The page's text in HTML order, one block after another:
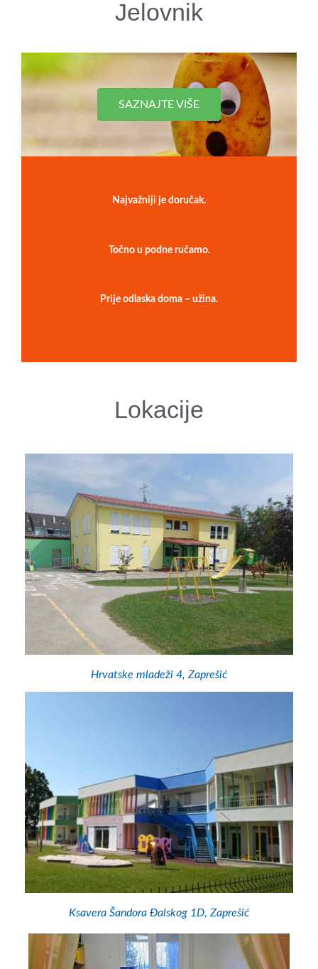
Jelovnik
SAZNAJTE VIŠE
Najvažniji je doručak.
Točno u podne ručamo.
Prije odlaska doma – užina.
Lokacije
Hrvatske mladeži 4, Zaprešić
Ksavera Šandora Đalskog 1D, Zaprešić